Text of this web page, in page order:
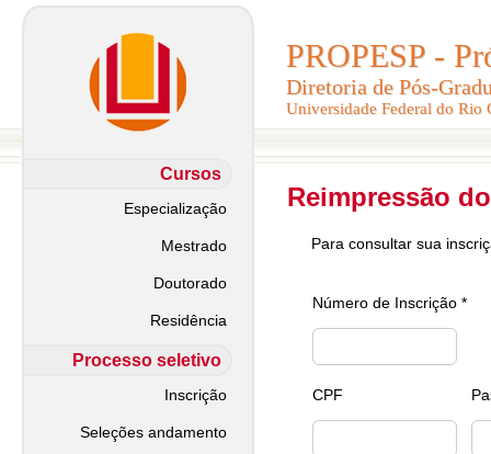
PROPESP -
Diretoria de Pós-
Universidade Federal do Rio
PROPESP -
Diretoria de Pós-
Universidade Federal do Rio
Cursos
Especialização
Mestrado
Doutorado
Residência
Processo seletivo
Inscrição
Seleções andamento
Reimpressão
Para consultar sua
Número de Inscrição *
CPF